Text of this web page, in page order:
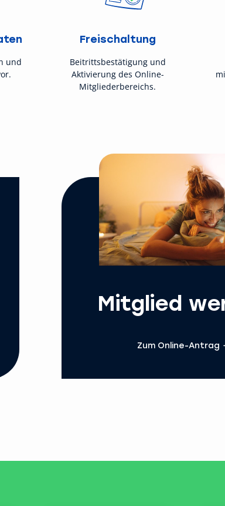
und
Freischaltung
Beitrittsbestätigung und
Aktivierung des Online-
Mitgliederbereichs.
Mitglied
Zum Online-Antrag